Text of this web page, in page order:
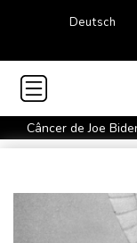
Deutsch
Câncer de Joe
MP do Equador
Fifa contra-ataca